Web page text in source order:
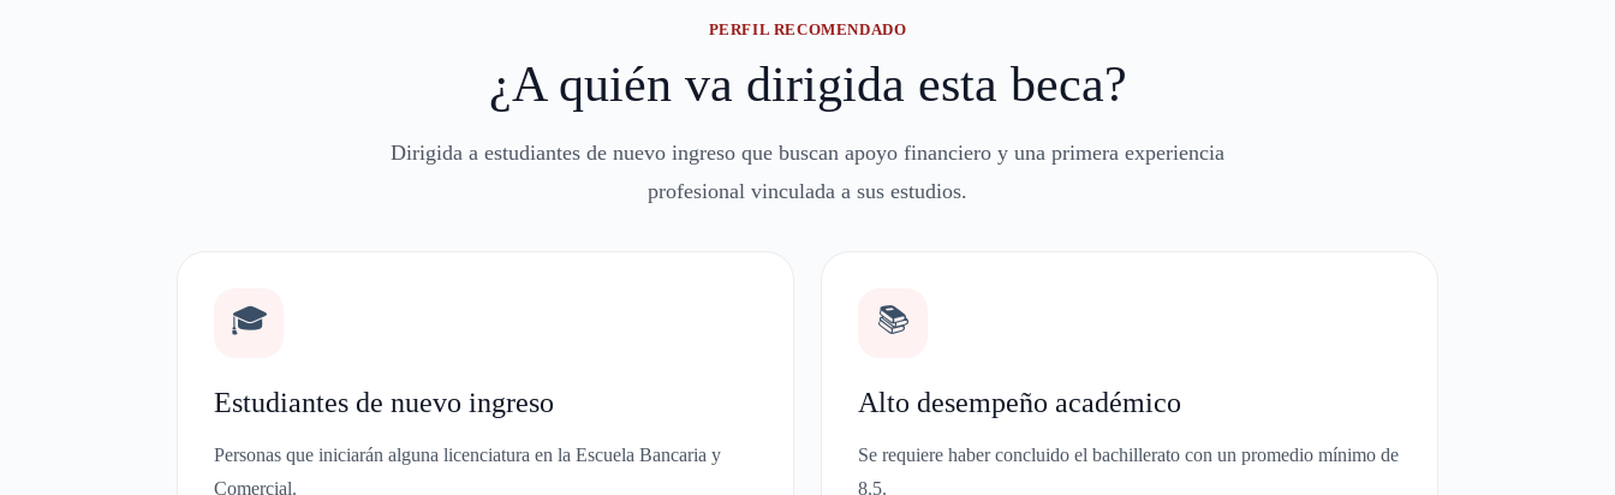
PERFIL RECOMENDADO
¿A quién va dirigida esta beca?
Dirigida a estudiantes de nuevo ingreso que buscan apoyo financiero y una primera experiencia
profesional vinculada a sus estudios.
🎓
Estudiantes de nuevo ingreso
Personas que iniciarán alguna licenciatura en la Escuela Bancaria y
Comercial.
📚
Alto desempeño académico
Se requiere haber concluido el bachillerato con un promedio mínimo de
8.5.